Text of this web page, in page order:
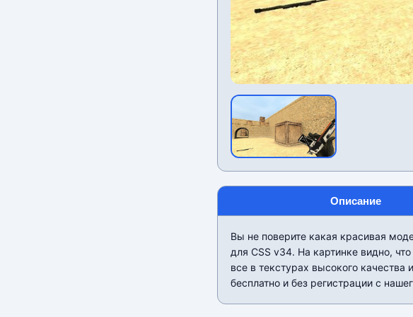
Описание
Вы не поверите какая красивая
для CSS v34. На картинке видно,
все в текстурах высокого
бесплатно и без регистрации с